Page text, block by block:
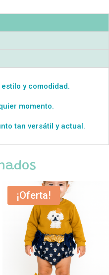
y comodidad.
momento.
tan versátil y actual.
¡Oferta!